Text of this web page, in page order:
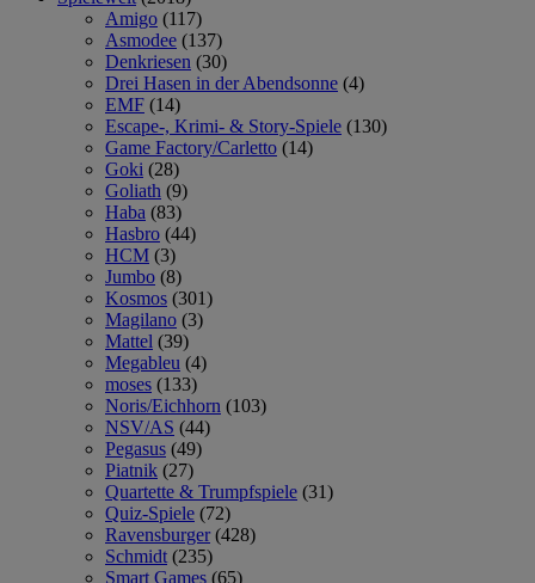
Amigo (117)
Asmodee (137)
Denkriesen (30)
Drei Hasen in der Abendsonne (4)
EMF (14)
Escape-, Krimi- & Story-Spiele (130)
Game Factory/Carletto (14)
Goki (28)
Goliath (9)
Haba (83)
Hasbro (44)
HCM (3)
Jumbo (8)
Kosmos (301)
Magilano (3)
Mattel (39)
Megableu (4)
moses (133)
Noris/Eichhorn (103)
NSV/AS (44)
Pegasus (49)
Piatnik (27)
Quartette & Trumpfspiele (31)
Quiz-Spiele (72)
Ravensburger (428)
Schmidt (235)
Smart Games (65)